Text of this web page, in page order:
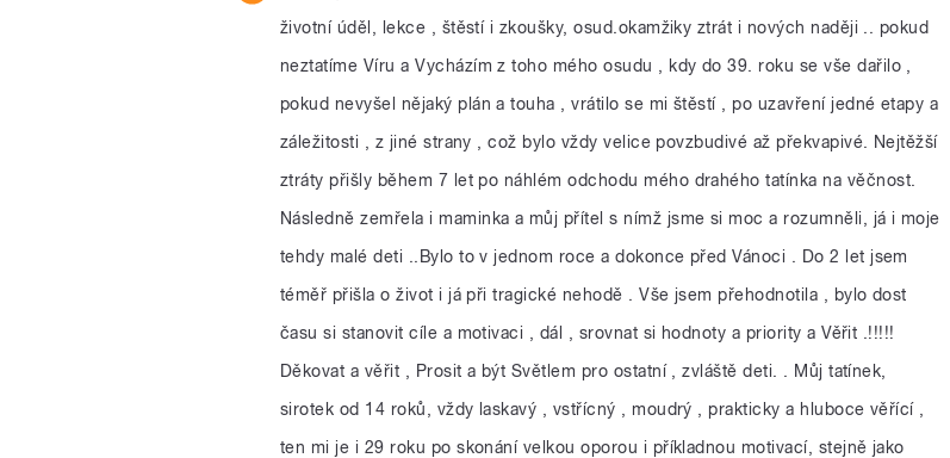
životní úděl, lekce , štěstí i zkoušky, osud.okamžiky ztrát i nových naději .. pokud
neztatíme Víru a Vycházím z toho mého osudu , kdy do 39. roku se vše dařilo ,
pokud nevyšel nějaký plán a touha , vrátilo se mi štěstí , po uzavření jedné etapy a
záležitosti , z jiné strany , což bylo vždy velice povzbudivé až překvapivé. Nejtěžší
ztráty přišly během 7 let po náhlém odchodu mého drahého tatínka na věčnost.
Následně zemřela i maminka a můj přítel s nímž jsme si moc a rozumněli, já i moje
tehdy malé deti ..Bylo to v jednom roce a dokonce před Vánoci . Do 2 let jsem
téměř přišla o život i já při tragické nehodě . Vše jsem přehodnotila , bylo dost
času si stanovit cíle a motivaci , dál , srovnat si hodnoty a priority a Věřit .!!!!!
Děkovat a věřit , Prosit a být Světlem pro ostatní , zvláště deti. . Můj tatínek,
sirotek od 14 roků, vždy laskavý , vstřícný , moudrý , prakticky a hluboce věřící ,
ten mi je i 29 roku po skonání velkou oporou i příkladnou motivací, stejně jako